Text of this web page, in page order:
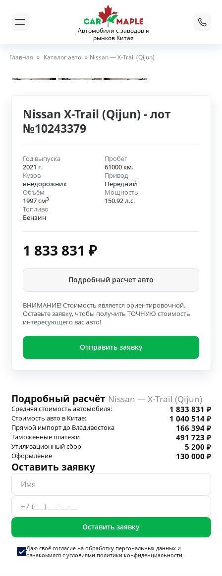
Автомобили с заводов и
рынков Китая
Главная » Каталог авто » Nissan — X-Trail (Qijun)
Nissan X-Trail (Qijun) - лот
№10243379
Год выпуска
2021 г.
Пробег
61000 км.
Кузов
внедорожник
Привод
Передний
Объём
1997 см3
Мощность
150.92 л.с.
Топливо
Бензин
1 833 831 ₽
Подробный расчет авто
ВНИМАНИЕ! Стоимость является ориентировочной.
Оставьте заявку, чтобы получить ТОЧНУЮ стоимость
интересующего вас авто!
Отправить заявку
Подробный расчёт Nissan — X-Trail (Qijun)
Средняя стоимость автомобиля: 1 833 831 ₽
Стоимость авто в Китае: 1 040 514 ₽
Прямой импорт до Владивостока 166 394 ₽
Таможенные платежи 491 723 ₽
Утилизационный сбор 5 200 ₽
Оформление 130 000 ₽
Оставить заявку
Оставить заявку
Даю своё согласие на обработку персональных данныхи
ознакомился с условиями политики конфиденциальности.